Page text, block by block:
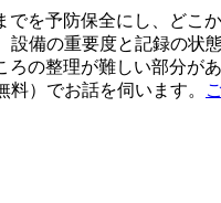
でを予防保全にし、どこ
設備の重要度と記録の状
ろの整理が難しい部分が
料）でお話を伺います。